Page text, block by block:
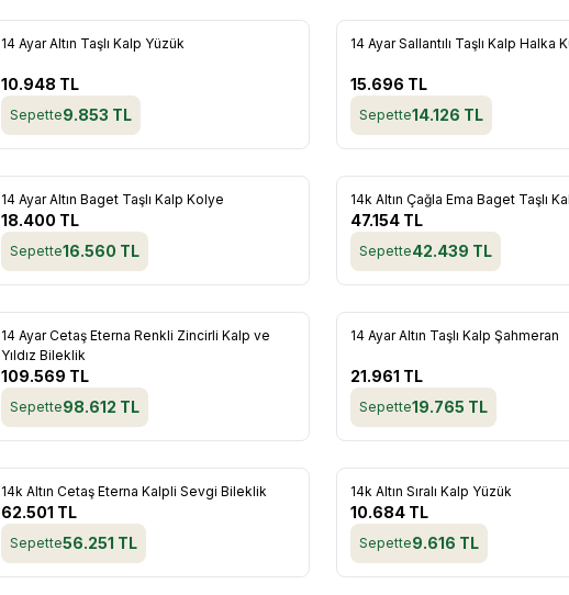
14 Ayar Altın Taşlı Kalp Yüzük
10.948 TL
Sepette9.853 TL
14 Ayar Sallantılı Taşlı Kalp Halka
15.696 TL
Sepette14.126 TL
Favorilere Ekle
14 Ayar Altın Baget Taşlı Kalp Kolye
18.400 TL
Sepette16.560 TL
Favorilere Ekle
14k Altın Çağla Ema Baget Taşlı
47.154 TL
Sepette42.439 TL
Favorilere Ekle
14 Ayar Cetaş Eterna Renkli Zincirli Kalp ve
Yıldız Bileklik
109.569 TL
Sepette98.612 TL
14 Ayar Altın Taşlı Kalp Şahmeran
21.961 TL
Sepette19.765 TL
Favorilere Ekle
14k Altın Cetaş Eterna Kalpli Sevgi Bileklik
62.501 TL
Sepette56.251 TL
Favorilere Ekle
14k Altın Sıralı Kalp Yüzük
10.684 TL
Sepette9.616 TL